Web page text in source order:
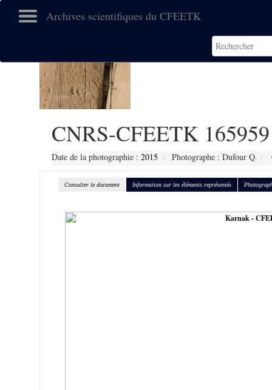
Archives scientifiques du CFEETK
CNRS-CFEETK 165959
Date de la photographie : 2015 Photographe : Dufour Q.
Consulter le document Information sur les éléments représentés